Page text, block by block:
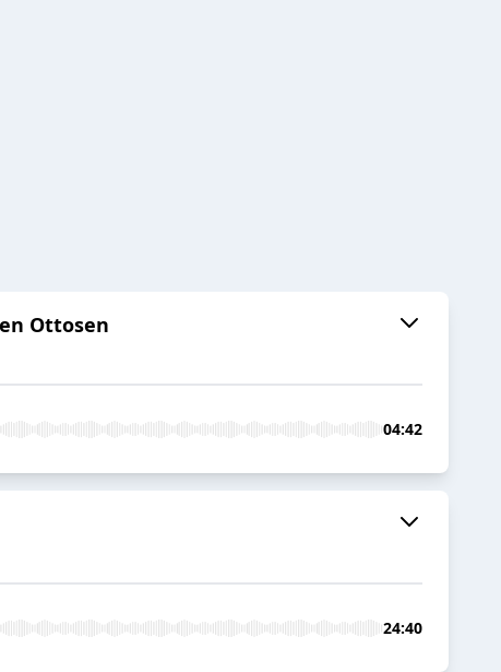
Ottosen
04:42
24:40